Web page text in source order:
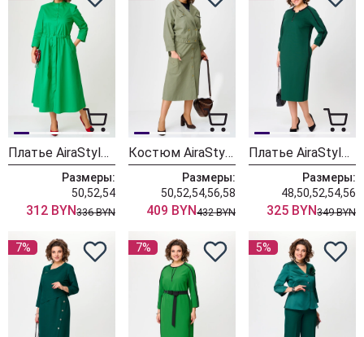
Платье AiraStyle 24421 зеленый
Размеры:
50,52,54
312 BYN336 BYN
Костюм AiraStyle 24116
Размеры:
50,52,54,56,58
409 BYN432 BYN
Платье AiraStyle 24411А
Размеры:
48,50,52,54,56
325 BYN349 BYN
7% 7% 5%